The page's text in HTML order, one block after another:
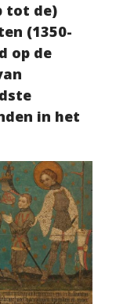
tot de)
(1350-
op de
in het